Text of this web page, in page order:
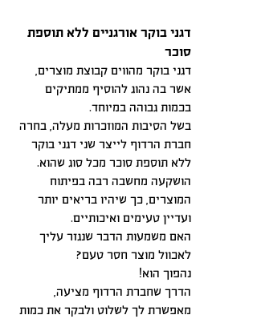
דגני בוקר אורגניים ללא תוספת
סוכר
דגני בוקר מהווים קבוצת מוצרים,
אשר בה נהוג להוסיף ממתיקים
בכמות גבוהה במיוחד.
בשל הסיבות המוזכרות מעלה, בחרה
חברת הרדוף לייצר שני דגני בוקר
ללא תוספת סוכר מכל סוג שהוא.
הושקעה מחשבה רבה בפיתוח
המוצרים, כך שיהיו בריאים יותר
ועדיין טעימים ואיכותיים.
האם משמעות הדבר שנגזר עליך
לאכוול מוצר חסר טעם?
נהפוך הוא!
הדרך שחברת הרדוף מציעה,
מאפשרת לך לשלוט ולבקר את כמות